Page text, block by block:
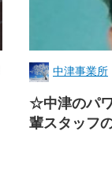
中津事業所
☆中津のパ
輩スタッフ